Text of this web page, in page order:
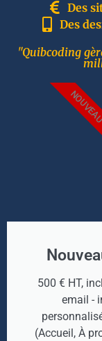
Des
Des
"Quibcoding
500 € HT,
email -
(Accueil, À